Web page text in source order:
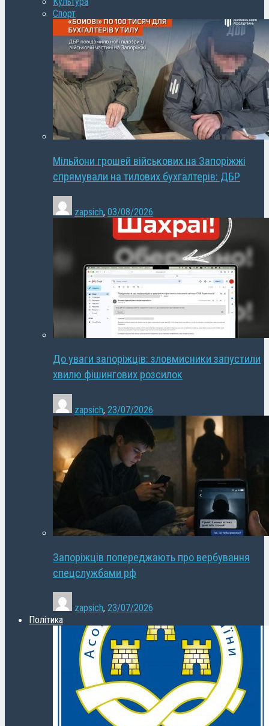
Спорт
Мільйони грошей військових на Запоріжжі
спрямували на тилових бухгалтерів: ДБР
zapsich, 03/08/2026
До уваги запоріжців: зловмисники запустили
хвилю фішингових розсилок
zapsich, 23/07/2026
Запоріжців попереджають про вербування
спецслужбами рф
zapsich, 23/07/2026
Політика